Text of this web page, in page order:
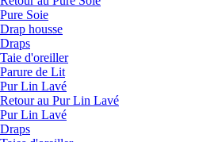
Pure Soie
Drap housse
Draps
Taie d'oreiller
Parure de Lit
Pur Lin Lavé
Retour au Pur Lin Lavé
Pur Lin Lavé
Draps